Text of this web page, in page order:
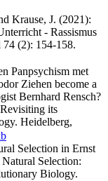
Krause, J. (2021):
- Rassismus
(2): 154-158.
Panpsychism met
Ziehen become a
Bernhard Rensch?
its
Heidelberg,
Selection in Ernst
Selection:
Biology.